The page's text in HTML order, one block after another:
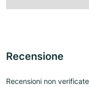
Recensione
Recensioni non verificate